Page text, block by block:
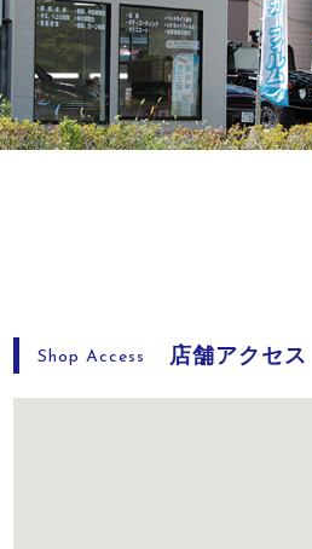
Shop Access 店舗アクセス